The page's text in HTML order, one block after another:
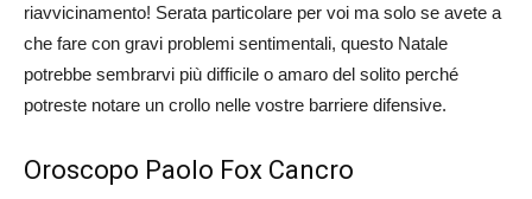
riavvicinamento! Serata particolare per voi ma solo se avete a
che fare con gravi problemi sentimentali, questo Natale
potrebbe sembrarvi più difficile o amaro del solito perché
potreste notare un crollo nelle vostre barriere difensive.
Oroscopo Paolo Fox Cancro